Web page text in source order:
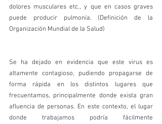
dolores musculares etc., y que en casos graves
puede producir pulmonía. (Definición de la
Organización Mundial de la Salud)
Se ha dejado en evidencia que este virus es
altamente contagioso, pudiendo propagarse de
forma rápida en los distintos lugares que
frecuentamos, principalmente donde exista gran
afluencia de personas. En este contexto, el lugar
donde trabajamos podría fácilmente